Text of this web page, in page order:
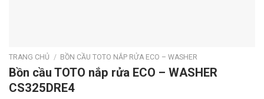
TRANG CHỦ / BỒN CẦU TOTO NẮP RỬA ECO – WASHER
Bồn cầu TOTO nắp rửa ECO – WASHER
CS325DRE4